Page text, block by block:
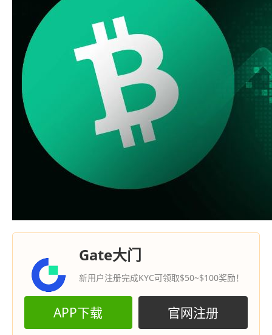
Gate大门
新用户注册完成KYC可领取$50~$100奖励！
APP下载 官网注册